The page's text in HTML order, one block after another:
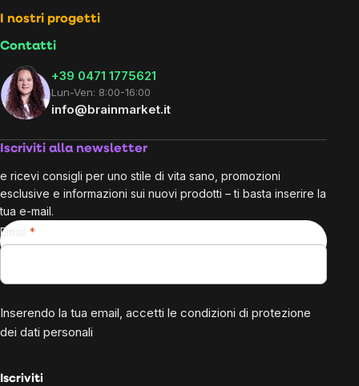
I nostri progetti
Contatti
+39 0471 1775621
Lun-Ven: 8:00-16:00
info@brainmarket.it
Iscriviti alla newsletter
e ricevi consigli per uno stile di vita sano, promozioni
esclusive e informazioni sui nuovi prodotti – ti basta inserire la
tua e-mail.
Email
Inserendo la tua email, accetti le condizioni di protezione
dei dati personali
Iscriviti